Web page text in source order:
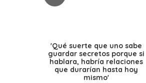
'Qué suerte que uno sabe
guardar secretos porque si
hablara, habría relaciones
que durarían hasta hoy
mismo'